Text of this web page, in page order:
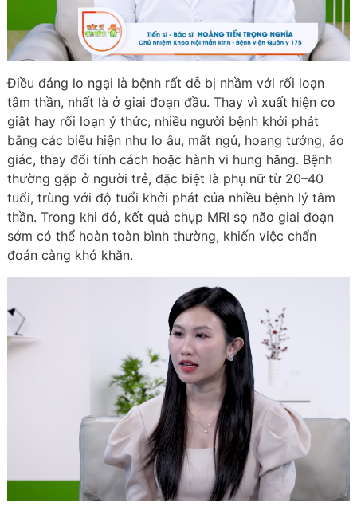
Điều đáng lo ngại là bệnh rất dễ bị nhầm với rối loạn
tâm thần, nhất là ở giai đoạn đầu. Thay vì xuất hiện co
giật hay rối loạn ý thức, nhiều người bệnh khởi phát
bằng các biểu hiện như lo âu, mất ngủ, hoang tưởng, ảo
giác, thay đổi tính cách hoặc hành vi hung hăng. Bệnh
thường gặp ở người trẻ, đặc biệt là phụ nữ từ 20–40
tuổi, trùng với độ tuổi khởi phát của nhiều bệnh lý tâm
thần. Trong khi đó, kết quả chụp MRI sọ não giai đoạn
sớm có thể hoàn toàn bình thường, khiến việc chẩn
đoán càng khó khăn.